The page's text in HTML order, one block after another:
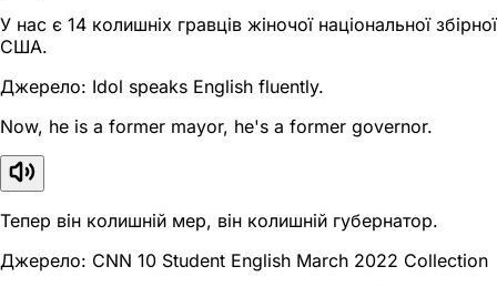
У нас є 14 колишніх гравців жіночої національної збірної
США.
Джерело: Idol speaks English fluently.
Now, he is a former mayor, he's a former governor.
Тепер він колишній мер, він колишній губернатор.
Джерело: CNN 10 Student English March 2022 Collection